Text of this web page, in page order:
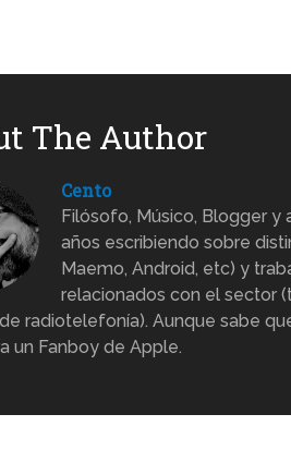
The Author
Cento
Filósofo, Músico, Blogger
años escribiendo sobre
Maemo, Android, etc) y
relacionados con el sector
radiotelefonía). Aunque sabe
un Fanboy de Apple.